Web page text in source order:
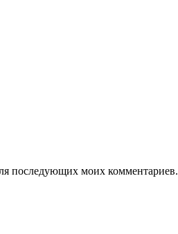
последующих моих комментариев.